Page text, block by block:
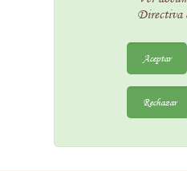
Directiva
Aceptar
Rechazar